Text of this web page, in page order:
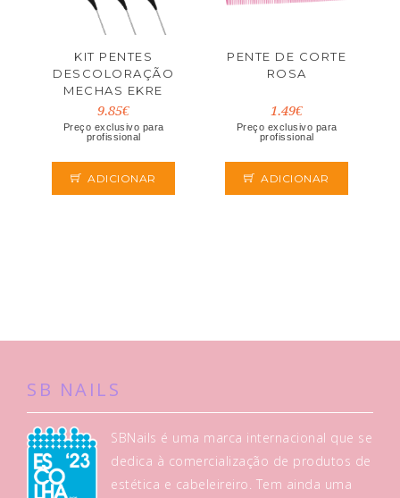
KIT PENTES
DESCOLORAÇÃO
MECHAS EKRE
9.85€
Preço exclusivo para
profissional
ADICIONAR
PENTE DE CORTE
ROSA
1.49€
Preço exclusivo para
profissional
ADICIONAR
SB NAILS
SBNails é uma marca internacional que se
dedica à comercialização de produtos de
estética e cabeleireiro. Tem ainda uma